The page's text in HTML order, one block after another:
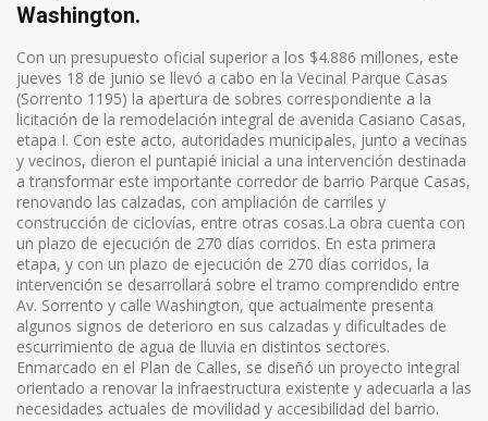
Washington.
Con un presupuesto oficial superior a los $4.886 millones, este
jueves 18 de junio se llevó a cabo en la Vecinal Parque Casas
(Sorrento 1195) la apertura de sobres correspondiente a la
licitación de la remodelación integral de avenida Casiano Casas,
etapa I. Con este acto, autoridades municipales, junto a vecinas
y vecinos, dieron el puntapié inicial a una intervención destinada
a transformar este importante corredor de barrio Parque Casas,
renovando las calzadas, con ampliación de carriles y
construcción de ciclovías, entre otras cosas.La obra cuenta con
un plazo de ejecución de 270 días corridos. En esta primera
etapa, y con un plazo de ejecución de 270 días corridos, la
intervención se desarrollará sobre el tramo comprendido entre
Av. Sorrento y calle Washington, que actualmente presenta
algunos signos de deterioro en sus calzadas y dificultades de
escurrimiento de agua de lluvia en distintos sectores.
Enmarcado en el Plan de Calles, se diseñó un proyecto integral
orientado a renovar la infraestructura existente y adecuarla a las
necesidades actuales de movilidad y accesibilidad del barrio.